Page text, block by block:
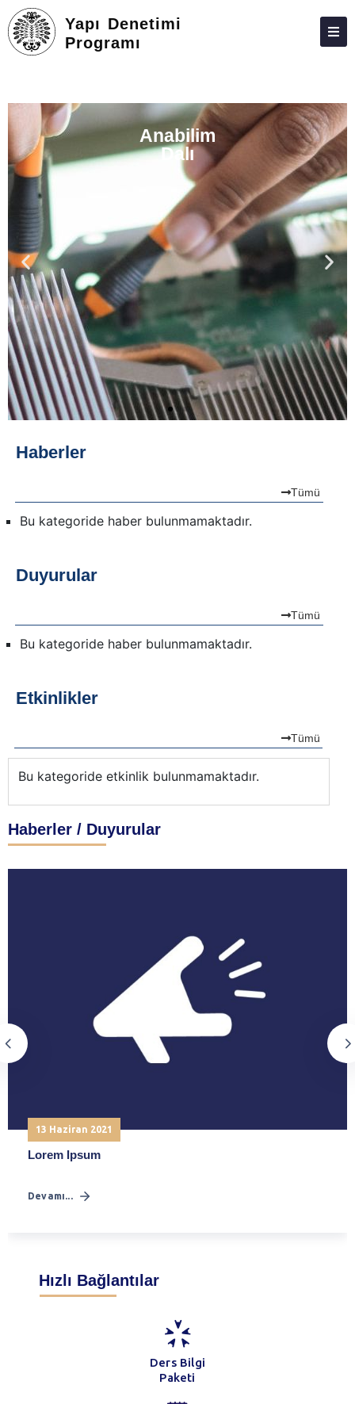
Yapı Denetimi
Programı
KIŞILER
LISANSÜSTÜ
ARAŞTIRMA
TOPLUMA KATKI
ADAY ÖĞRENCILER
İLETIŞIM
Anabilim
Dalı
Haberler
Tümü
Bu kategoride haber bulunmamaktadır.
Duyurular
Tümü
Bu kategoride haber bulunmamaktadır.
Etkinlikler
Tümü
Bu kategoride etkinlik bulunmamaktadır.
Haberler / Duyurular
13 Haziran 2021
Lorem Ipsum
Devamı...
Hızlı Bağlantılar
Ders Bilgi
Paketi